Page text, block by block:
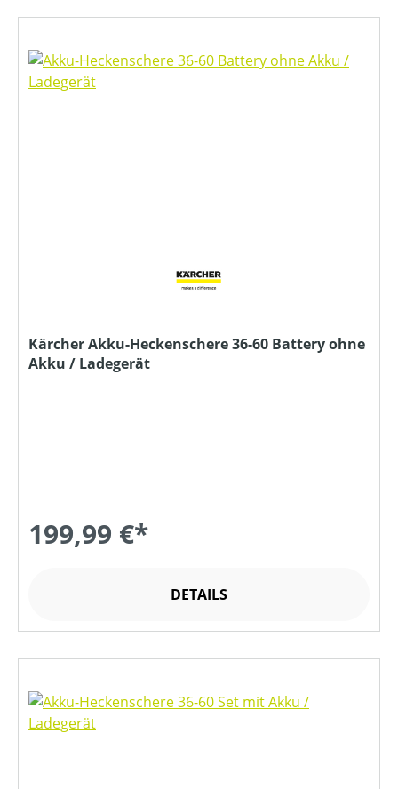
Kärcher Akku-Heckenschere 36-60 Battery ohne
Akku / Ladegerät
199,99 €*
DETAILS